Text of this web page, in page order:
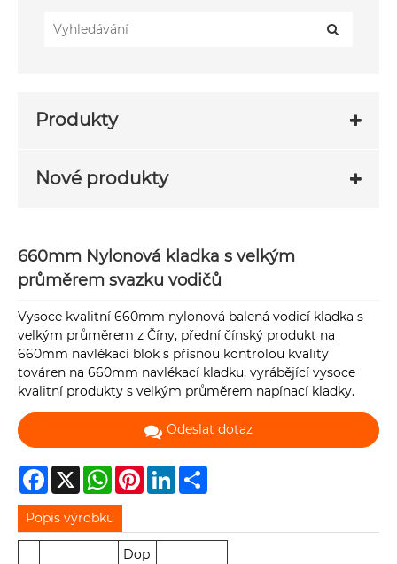
Produkty
Nové produkty
660mm Nylonová kladka s velkým
průměrem svazku vodičů
Vysoce kvalitní 660mm nylonová balená vodicí kladka s
velkým průměrem z Číny, přední čínský produkt na
660mm navlékací blok s přísnou kontrolou kvality
továren na 660mm navlékací kladku, vyrábějící vysoce
kvalitní produkty s velkým průměrem napínací kladky.
Odeslat dotaz
Facebook
X WhatsAppPinterestLinkedIn
Popis výrobku
Dop